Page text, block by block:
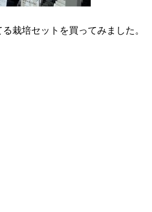
栽培セットを買ってみました。